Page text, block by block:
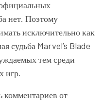
нет. Поэтому
исключительно как
судьба Marvel’s Blade
тем среди
игр.
комментариев от